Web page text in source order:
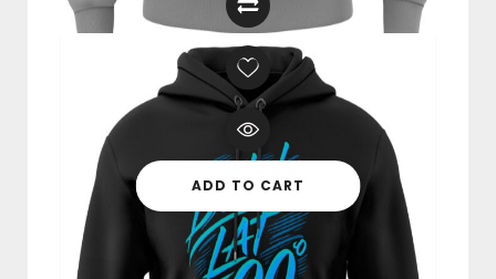
ADD TO CART